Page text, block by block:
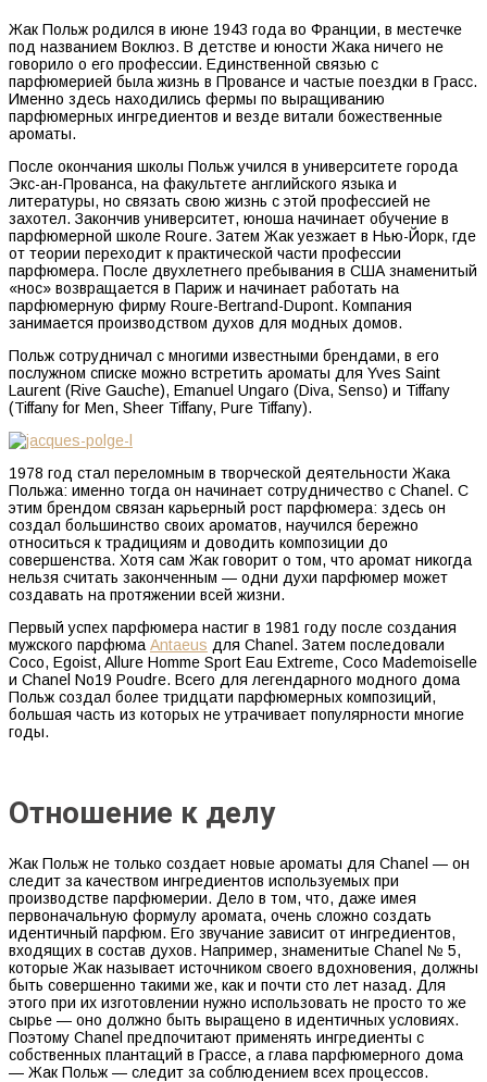
Жак Польж родился в июне 1943 года во Франции, в местечке
под названием Воклюз. В детстве и юности Жака ничего не
говорило о его профессии. Единственной связью с
парфюмерией была жизнь в Провансе и частые поездки в Грасс.
Именно здесь находились фермы по выращиванию
парфюмерных ингредиентов и везде витали божественные
ароматы.
После окончания школы Польж учился в университете города
Экс-ан-Прованса, на факультете английского языка и
литературы, но связать свою жизнь с этой профессией не
захотел. Закончив университет, юноша начинает обучение в
парфюмерной школе Roure. Затем Жак уезжает в Нью-Йорк, где
от теории переходит к практической части профессии
парфюмера. После двухлетнего пребывания в США знаменитый
«нос» возвращается в Париж и начинает работать на
парфюмерную фирму Roure-Bertrand-Dupont. Компания
занимается производством духов для модных домов.
Польж сотрудничал с многими известными брендами, в его
послужном списке можно встретить ароматы для Yves Saint
Laurent (Rive Gauche), Emanuel Ungaro (Diva, Senso) и Tiffany
(Tiffany for Men, Sheer Tiffany, Pure Tiffany).
1978 год стал переломным в творческой деятельности Жака
Польжа: именно тогда он начинает сотрудничество с Chanel. С
этим брендом связан карьерный рост парфюмера: здесь он
создал большинство своих ароматов, научился бережно
относиться к традициям и доводить композиции до
совершенства. Хотя сам Жак говорит о том, что аромат никогда
нельзя считать законченным — одни духи парфюмер может
создавать на протяжении всей жизни.
Первый успех парфюмера настиг в 1981 году после создания
мужского парфюмаAntaeus для Chanel. Затем последовали
Coco, Egoist, Allure Homme Sport Eau Extreme, Coco Mademoiselle
и Chanel No19 Poudre. Всего для легендарного модного дома
Польж создал более тридцати парфюмерных композиций,
большая часть из которых не утрачивает популярности многие
годы.
Отношение к делу
Жак Польж не только создает новые ароматы для Chanel — он
следит за качеством ингредиентов используемых при
производстве парфюмерии. Дело в том, что, даже имея
первоначальную формулу аромата, очень сложно создать
идентичный парфюм. Его звучание зависит от ингредиентов,
входящих в состав духов. Например, знаменитые Chanel № 5,
которые Жак называет источником своего вдохновения, должны
быть совершенно такими же, как и почти сто лет назад. Для
этого при их изготовлении нужно использовать не просто то же
сырье — оно должно быть выращено в идентичных условиях.
Поэтому Chanel предпочитают применять ингредиенты с
собственных плантаций в Грассе, а глава парфюмерного дома
— Жак Польж — следит за соблюдением всех процессов.